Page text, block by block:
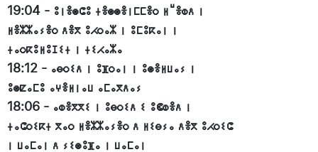
19:04 - ⵓⵏⴻⵙⵛⵓ ⵜⴻⵙⵙⴻⵏⵎⵎⴻⵔ ⵍⵯⴻⵀⴷ ⵏ
ⵍⴻⵣⵣⴰⵢⴻⵔ ⴷⴻⴳ ⵓⵃⵔⴰⵣ ⵏ ⵓⵎⵓⴽⴰⵏ ⵏ
ⵜⴰⵔⴽⵓⵍⵓⵊⵉⵜ ⵏ ⵜⵉⵃⴰⵣⴰ
18:12 - ⴰⴱⵔⵉⴷ ⵏ ⵓⴼⵔⴰⵏ ⵏ ⵓⵙⴻⵍⵡⴰⵢ ⵏ
ⵓⵙⵇⴰⵎⵓ ⴰⵖⴻⵍⵏⴰⵡ ⴰⵎⴰⴳⴷⴰⵢ
18:06 - ⴰⵀⴻⴳⴳⵉ ⵏ ⵓⴱⵔⵉⴷ ⵉ ⵓⵞⵀⴻⴷ ⵏ
ⵜⴰⵛⵔⵉⴽⵜ ⴳⴰⵔ ⵍⴻⵣⵣⴰⵢⴻⵔ ⴷ ⵍⵉⴱⵢⴰ ⴷⴻⴳ ⵓⵃⵔⵉⵛ
ⵏ ⵡⴰⵎⴰⵏ ⴷ ⵢⵉⵙⵓⴼⴰ ⵏ ⵡⴰⵎⴰⵏ